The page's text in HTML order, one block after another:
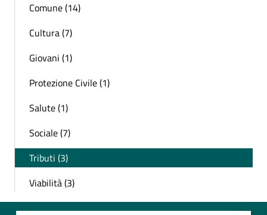
Comune (14)
Cultura (7)
Giovani (1)
Protezione Civile (1)
Salute (1)
Sociale (7)
Tributi (3)
Viabilità (3)